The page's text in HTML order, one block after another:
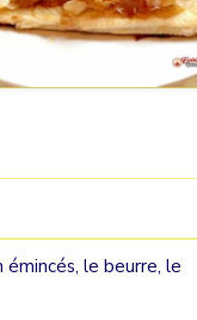
le beurre, le